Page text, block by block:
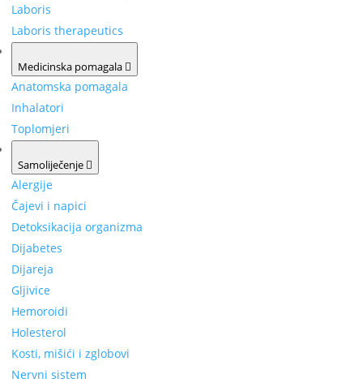
Laboris
Laboris therapeutics
Medicinska pomagala
Anatomska pomagala
Inhalatori
Toplomjeri
Samoliječenje
Alergije
Čajevi i napici
Detoksikacija organizma
Dijabetes
Dijareja
Gljivice
Hemoroidi
Holesterol
Kosti, mišići i zglobovi
Nervni sistem